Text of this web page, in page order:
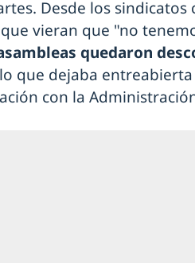
Desde los
vieran que "no
quedaron
que dejaba
con la